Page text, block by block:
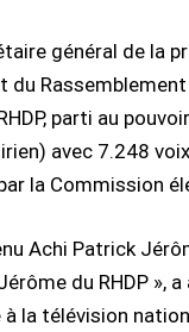
général de la
du
parti au
avec 7.248
la Commission
Achi Patrick
du RHDP »,
la télévision